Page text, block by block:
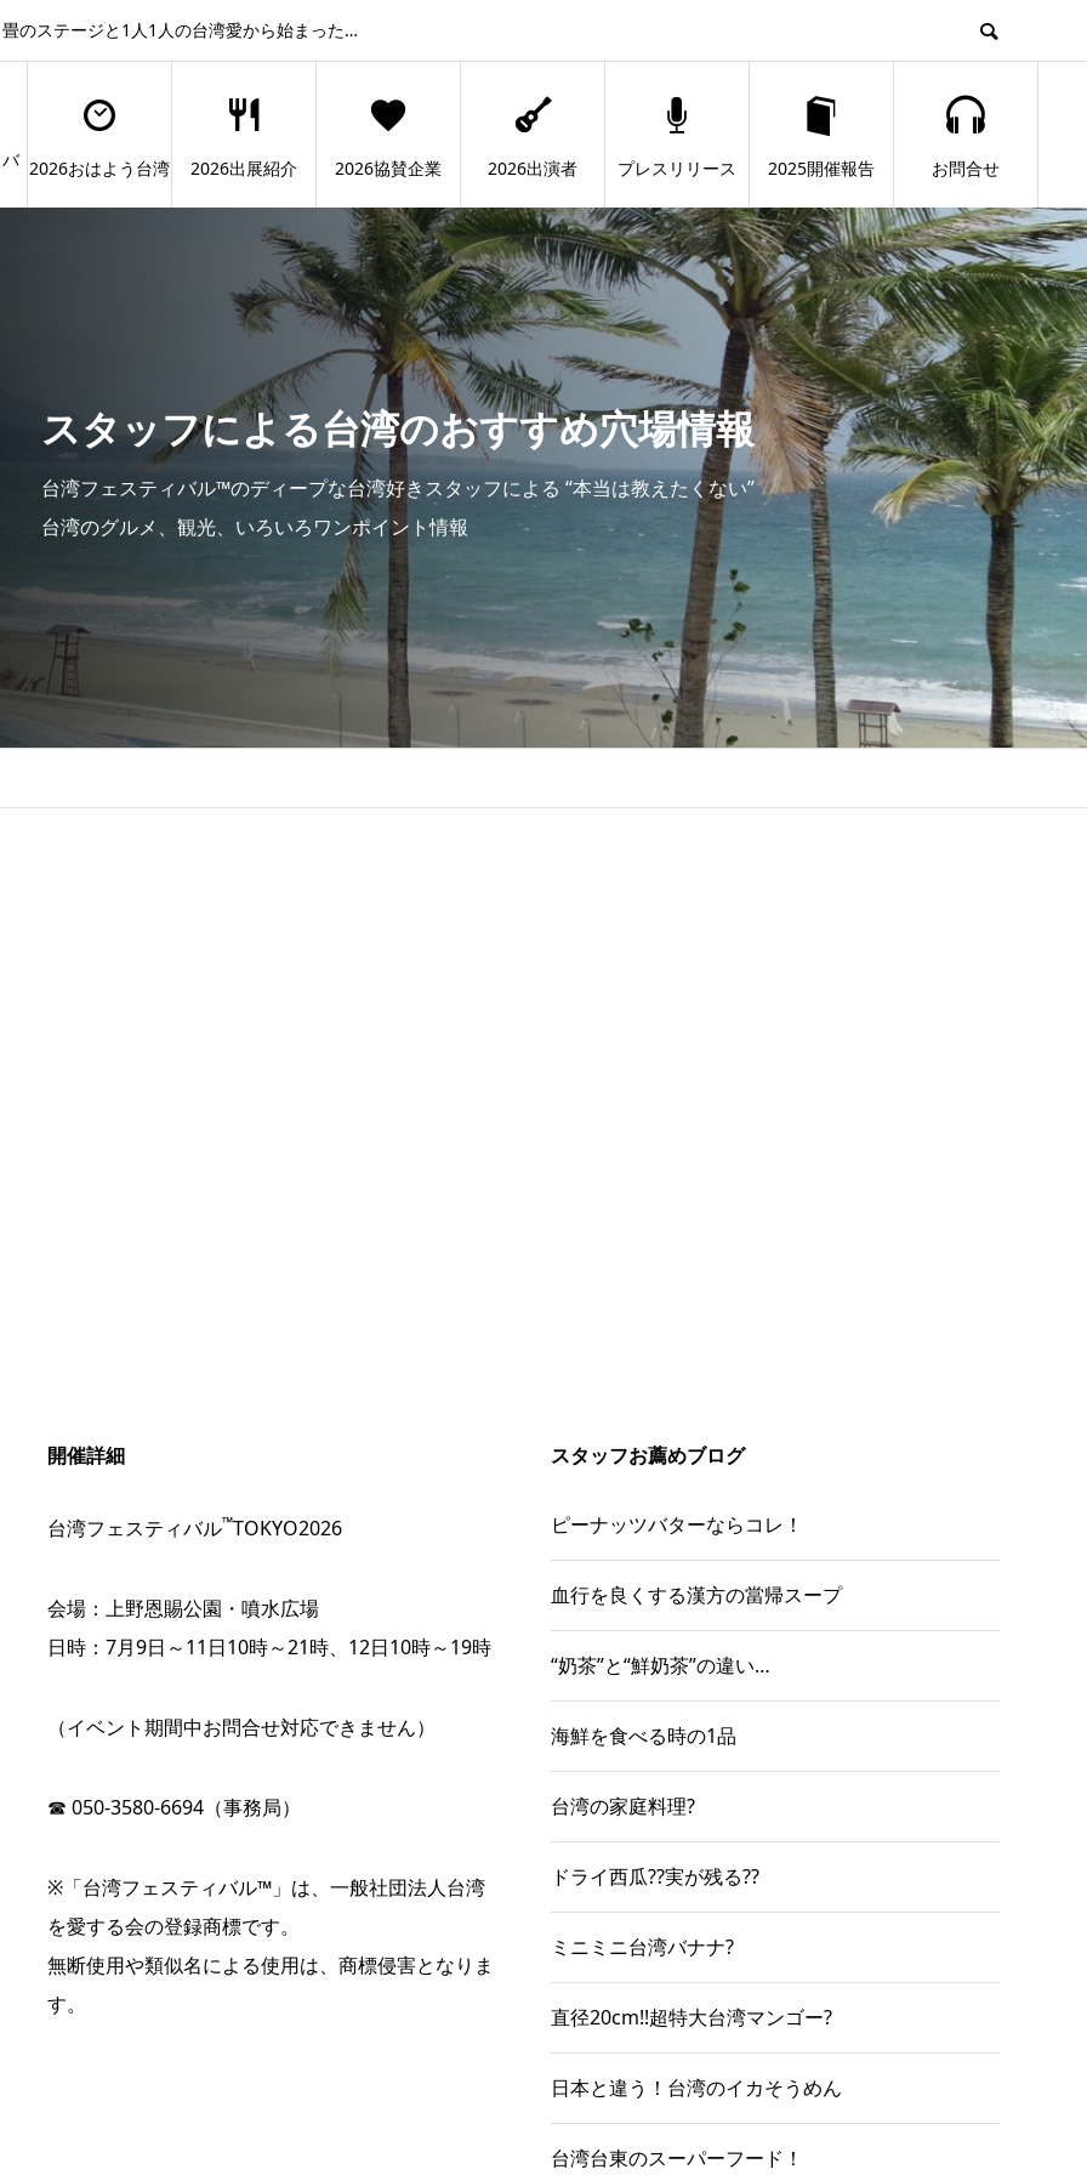
のステージと1人1人の台湾愛から始まった…
2026おはよう台湾 2026出展紹介 2026協賛企業 2026出演者 プレスリリース 2025開催報告 お問合せ
スタッフによる台湾のおすすめ穴場情報
台湾フェスティバル™のディープな台湾好きスタッフによる “本当は教えたくない”
台湾のグルメ、観光、いろいろワンポイント情報
開催詳細
台湾フェスティバル™TOKYO2026
会場：上野恩賜公園・噴水広場
日時：7月9日～11日10時～21時、12日10時～19時
（イベント期間中お問合せ対応できません）
☎ 050-3580-6694（事務局）
※「台湾フェスティバル™」は、一般社団法人台湾
を愛する会の登録商標です。
無断使用や類似名による使用は、商標侵害となりま
す。
スタッフお薦めブログ
ピーナッツバターならコレ！
血行を良くする漢方の當帰スープ
“奶茶”と“鮮奶茶”の違い…
海鮮を食べる時の1品
台湾の家庭料理?
ドライ西瓜??実が残る??
ミニミニ台湾バナナ?
直径20cm!!超特大台湾マンゴー?
日本と違う！台湾のイカそうめん
台湾台東のスーパーフード！